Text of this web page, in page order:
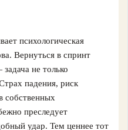
психологическая
Вернуться в спринт
не только
падения, риск
собственных
преследует
удар. Тем ценнее тот